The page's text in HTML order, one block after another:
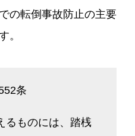
の転倒事故防止の主要
。
条
るものには、踏桟